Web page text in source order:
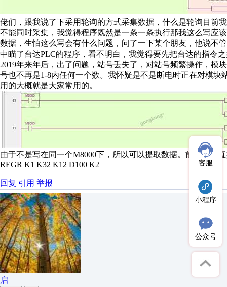
佬们，跟我说了下采用轮询的方式采集数据，什么是轮询目前
不能同时采集，我觉得程序既然是一条一条执行那我这么写应
数据，生怕这么写会有什么问题，问了一下某个朋友，他说不
中瞄了台达PLC的程序，看不明白，我觉得要先把台达的指令
2019年来年后，出了问题，站号丢失了，对站号频繁操作，模
号也不再是1-8内任何一个数。我怀疑是不是断电时正在对模
用的大概就是大家常用的。
由于不是写在同一个M8000下，所以可以提取数据。前面还是
REGR K1 K32 K12 D100 K2
回复 引用 举报
启
客服
小程序
公众号